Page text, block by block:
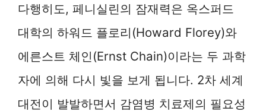
다행히도, 페니실린의 잠재력은 옥스퍼드
대학의 하워드 플로리(Howard Florey)와
에른스트 체인(Ernst Chain)이라는 두 과학
자에 의해 다시 빛을 보게 됩니다. 2차 세계
대전이 발발하면서 감염병 치료제의 필요성